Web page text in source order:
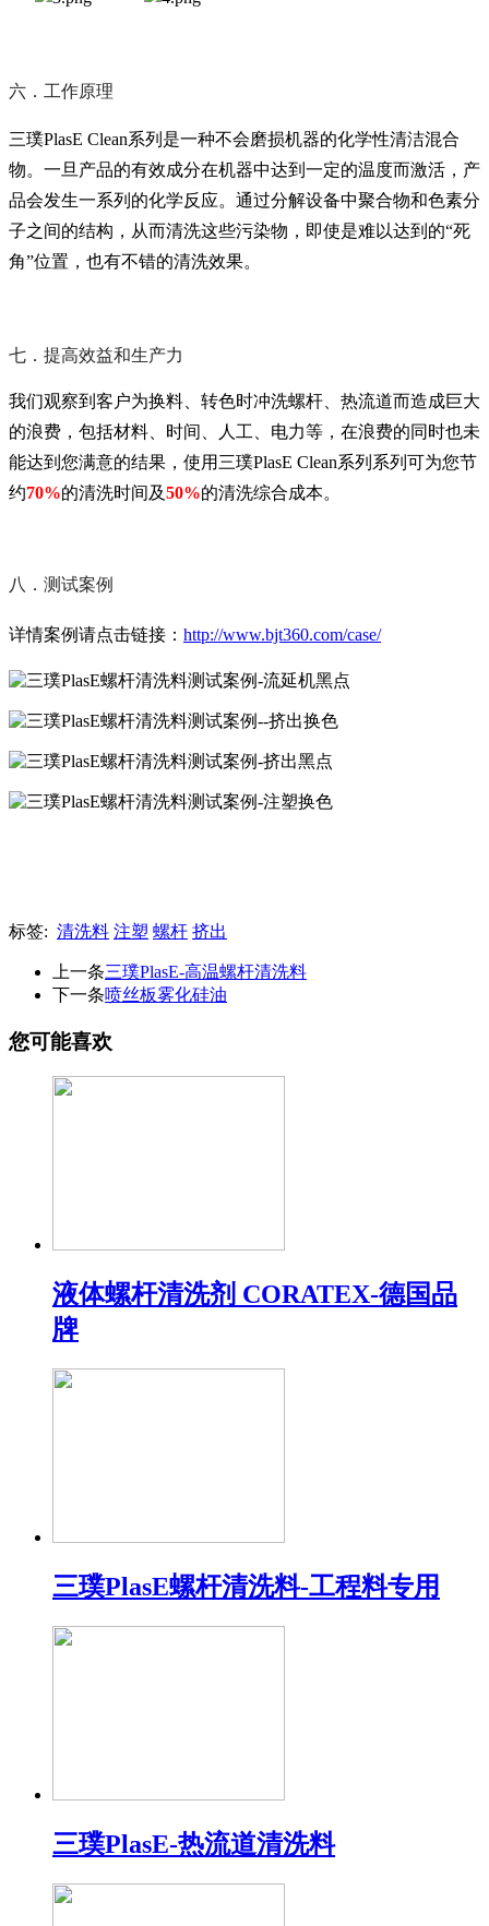
六．工作原理
三璞PlasE Clean系列是一种不会磨损机器的化学性清洁混合
物。一旦产品的有效成分在机器中达到一定的温度而激活，产
品会发生一系列的化学反应。通过分解设备中聚合物和色素分
子之间的结构，从而清洗这些污染物，即使是难以达到的“死
角”位置，也有不错的清洗效果。
七．提高效益和生产力
我们观察到客户为换料、转色时冲洗螺杆、热流道而造成巨大
的浪费，包括材料、时间、人工、电力等，在浪费的同时也未
能达到您满意的结果，使用 三璞PlasE Clean系列 系列可为您节
约70%的清洗时间及50%的清洗综合成本。
八．测试案例
详情案例请点击链接： http://www.bjt360.com/case/
标签: 清洗料 注塑 螺杆 挤出
上一条三璞PlasE-高温螺杆清洗料
下一条喷丝板雾化硅油
您可能喜欢
液体螺杆清洗剂 CORATEX-德国品
牌
三璞PlasE螺杆清洗料-工程料专用
三璞PlasE-热流道清洗料